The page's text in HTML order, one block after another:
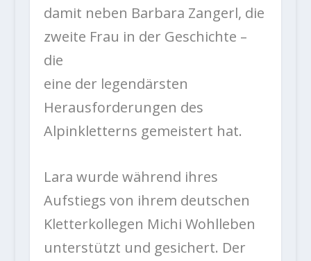
damit neben Barbara Zangerl, die
zweite Frau in der Geschichte –
die
eine der legendärsten
Herausforderungen des
Alpinkletterns gemeistert hat.
Lara wurde während ihres
Aufstiegs von ihrem deutschen
Kletterkollegen Michi Wohlleben
unterstützt und gesichert. Der